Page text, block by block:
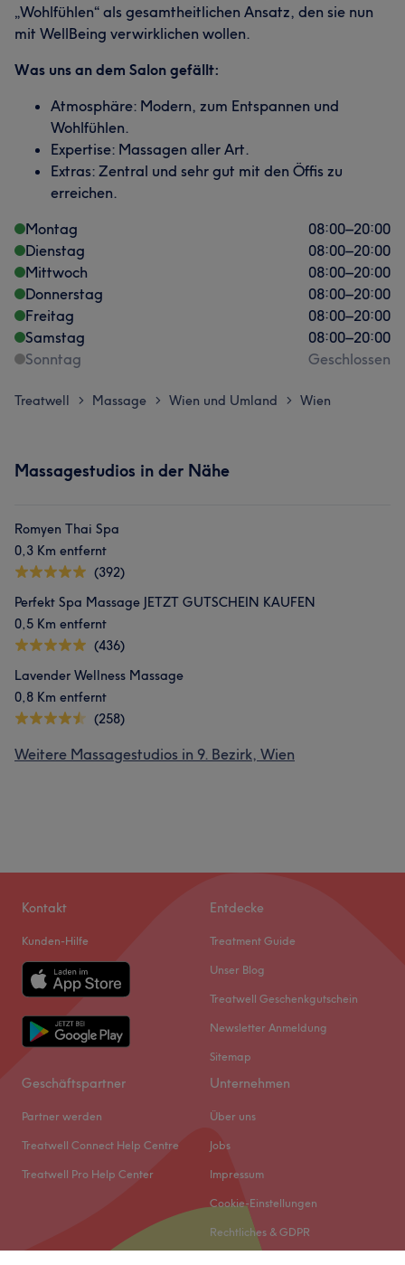
„Wohlfühlen“ als gesamtheitlichen Ansatz, den sie nun
mit WellBeing verwirklichen wollen.
Was uns an dem Salon gefällt:
Atmosphäre: Modern, zum Entspannen und
Wohlfühlen.
Expertise: Massagen aller Art.
Extras: Zentral und sehr gut mit den Öffis zu
erreichen.
Montag
08:00–20:00
Dienstag
08:00–20:00
Mittwoch
08:00–20:00
Donnerstag
08:00–20:00
Freitag
08:00–20:00
Samstag
08:00–20:00
Sonntag
Geschlossen
Treatwell > Massage > Wien und Umland > Wien
Massagestudios in der Nähe
Romyen Thai Spa
0,3 Km entfernt
(392)
Perfekt Spa Massage JETZT GUTSCHEIN KAUFEN
0,5 Km entfernt
(436)
Lavender Wellness Massage
0,8 Km entfernt
(258)
Weitere Massagestudios in 9. Bezirk, Wien
Kontakt
Kunden-Hilfe
Entdecke
Treatment Guide
Unser Blog
Treatwell Geschenkgutschein
Newsletter Anmeldung
Sitemap
Geschäftspartner
Partner werden
Treatwell Connect Help Centre
Treatwell Pro Help Center
Unternehmen
Über uns
Jobs
Impressum
Cookie-Einstellungen
Rechtliches & GDPR